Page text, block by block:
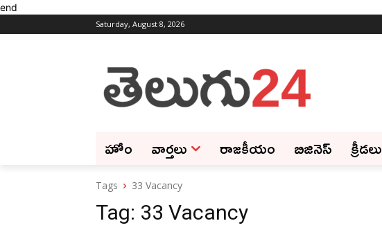
end
Saturday, August 8, 2026
హోం వార్తలు రాజకీయం బిజినెస్‌ క్రీడలు
Tags 33 Vacancy
Tag: 33 Vacancy